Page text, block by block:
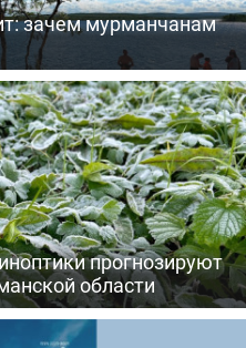
зачем мурманчанам
прогнозируют
области